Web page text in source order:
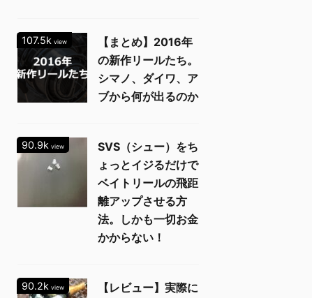
107.5k view
【まとめ】2016年
の新作リールたち。
シマノ、ダイワ、ア
ブから何が出るのか
90.9k view
SVS（シュー）をち
ょっとイジるだけで
ベイトリールの飛距
離アップさせる方
法。しかも一切お金
かからない！
90.2k view
【レビュー】実際に